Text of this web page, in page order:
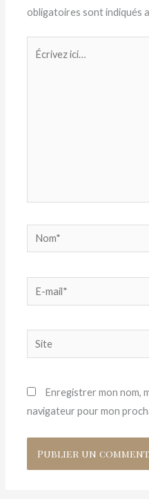
obligatoires sont indiqués
Nom*
E-
mail*
Site
Enregistrer mon nom,
navigateur pour mon